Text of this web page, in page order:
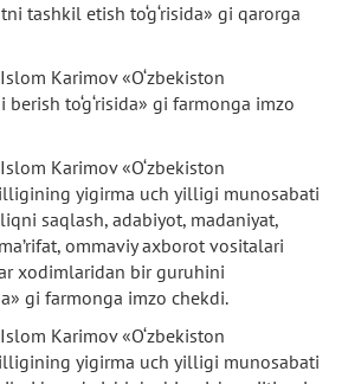
tashkil etish to‘g‘risida» gi qarorga
Karimov «O‘zbekiston
to‘g‘risida» gi farmonga imzo
Karimov «O‘zbekiston
yigirma uch yilligi munosabati
saqlash, adabiyot, madaniyat,
ommaviy axborot vositalari
xodimlaridan bir guruhini
gi farmonga imzo chekdi.
Karimov «O‘zbekiston
yigirma uch yilligi munosabati